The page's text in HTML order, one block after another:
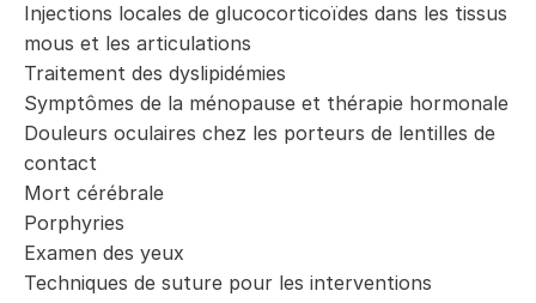
Injections locales de glucocorticoïdes dans les tissus
mous et les articulations
Traitement des dyslipidémies
Symptômes de la ménopause et thérapie hormonale
Douleurs oculaires chez les porteurs de lentilles de
contact
Mort cérébrale
Porphyries
Examen des yeux
Techniques de suture pour les interventions